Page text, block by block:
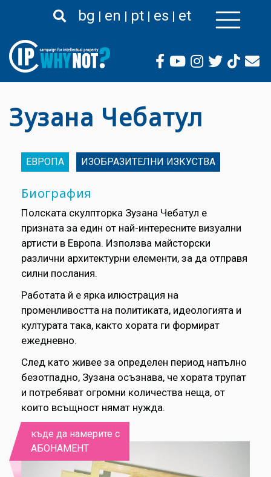
към
съдържание
bg en pt es et
Зузана Чебатул
ЕВРОПА ИЗОБРАЗИТЕЛНИ ИЗКУСТВА
Биография
Полската скулпторка Зузана Чебатул е
призната за един от най-интересните визуални
артисти в Европа. Използва майсторски
различни архитектурни елементи, за да отправя
силни послания.
Работата й е ярка илюстрация на
променливостта на политиката, идеологията и
културата така, както хората ги формират
ежедневно.
След като живее за определен период напълно
безотпадно, Зузана осъзнава, че хората трупат
и потребяват огромни количества неща, от
които всъщност нямат нужда.
къде да намерите с
АБОНАМЕНТ